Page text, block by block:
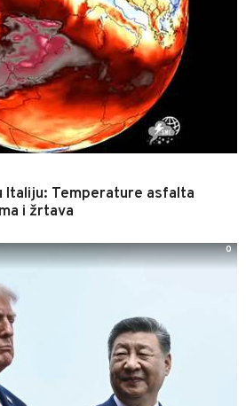
Italiju: Temperature asfalta
i žrtava
0